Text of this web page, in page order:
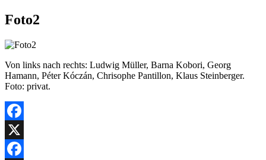
Foto2
Von links nach rechts: Ludwig Müller, Barna Kobori, Georg
Hamann, Péter Kóczán, Chrisophe Pantillon, Klaus Steinberger.
Foto: privat.
Facebook
X